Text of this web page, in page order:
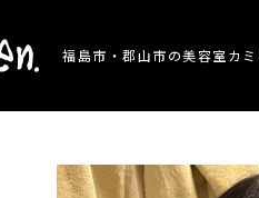
福島市・郡山市の美容室カミ
> 髪質改善で艶々ロングヘ